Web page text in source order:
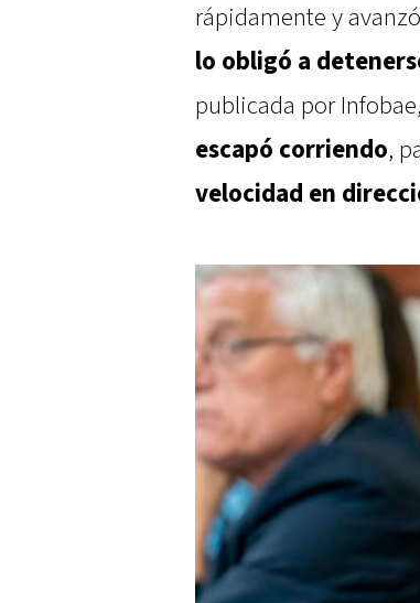
rápidamente y
lo obligó a
publicada por
escapó corriendo,
velocidad en